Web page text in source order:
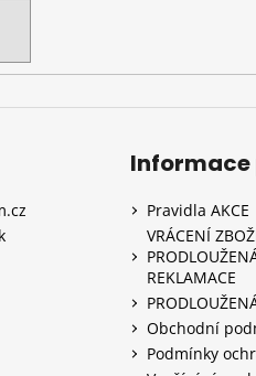
Informace
Pravidla AKCE
VRÁCENÍ
REKLAMACE
Obchodní
Podmínky